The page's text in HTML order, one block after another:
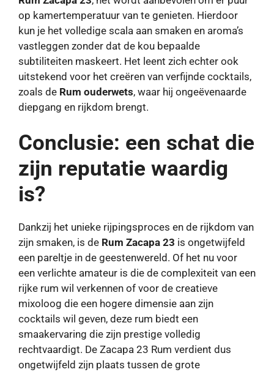
op kamertemperatuur van te genieten. Hierdoor
kun je het volledige scala aan smaken en aroma’s
vastleggen zonder dat de kou bepaalde
subtiliteiten maskeert. Het leent zich echter ook
uitstekend voor het creëren van verfijnde cocktails,
zoals de Rum ouderwets, waar hij ongeëvenaarde
diepgang en rijkdom brengt.
Conclusie: een schat die
zijn reputatie waardig
is?
Dankzij het unieke rijpingsproces en de rijkdom van
zijn smaken, is de Rum Zacapa 23 is ongetwijfeld
een pareltje in de geestenwereld. Of het nu voor
een verlichte amateur is die de complexiteit van een
rijke rum wil verkennen of voor de creatieve
mixoloog die een hogere dimensie aan zijn
cocktails wil geven, deze rum biedt een
smaakervaring die zijn prestige volledig
rechtvaardigt. De Zacapa 23 Rum verdient dus
ongetwijfeld zijn plaats tussen de grote